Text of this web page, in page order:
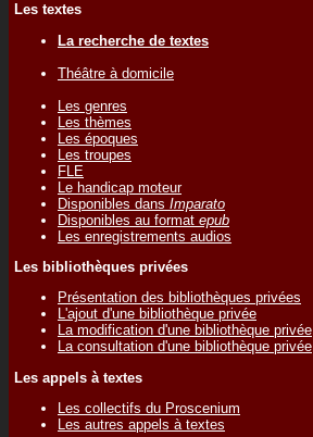
Les textes
La recherche de textes
Théâtre à domicile
Les genres
Les thèmes
Les époques
Les troupes
FLE
Le handicap moteur
Disponibles dans Imparato
Disponibles au format epub
Les enregistrements audios
Les bibliothèques privées
Présentation des bibliothèques privées
L'ajout d'une bibliothèque privée
La modification d'une bibliothèque privée
La consultation d'une bibliothèque privée
Les appels à textes
Les collectifs du Proscenium
Les autres appels à textes